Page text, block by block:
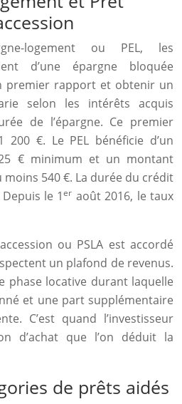
logement ou PEL, les
d’une épargne bloquée
premier rapport et obtenir un
selon les intérêts acquis
de l’épargne. Ce premier
€. Le PEL bénéficie d’un
€ minimum et un montant
540 €. La durée du crédit
le 1er août 2016, le taux
ou PSLA est accordé
un plafond de revenus.
phase locative durant laquelle
et une part supplémentaire
C’est quand l’investisseur
d’achat que l’on déduit la
de prêts aidés